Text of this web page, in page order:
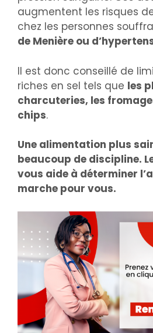
augmentent les risques
chez les personnes
de Menière ou
Il est donc conseillé de
riches en sel tels que les
charcuteries, les
chips.
Une alimentation plus
beaucoup de discipline.
vous aide à déterminer
marche pour vous.